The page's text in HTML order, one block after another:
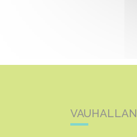
VAUHALLAN